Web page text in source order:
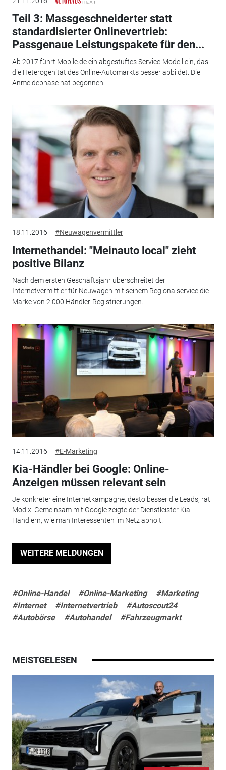
Teil 3: Massgeschneiderter statt
standardisierter Onlinevertrieb:
Passgenaue Leistungspakete für den...
Ab 2017 führt Mobile.de ein abgestuftes Service-Modell ein, das
die Heterogenität des Online-Automarkts besser abbildet. Die
Anmeldephase hat begonnen.
18.11.2016 #Neuwagenvermittler
Internethandel: "Meinauto local" zieht
positive Bilanz
Nach dem ersten Geschäftsjahr überschreitet der
Internetvermittler für Neuwagen mit seinem Regionalservice die
Marke von 2.000 Händler-Registrierungen.
14.11.2016 #E-Marketing
Kia-Händler bei Google: Online-
Anzeigen müssen relevant sein
Je konkreter eine Internetkampagne, desto besser die Leads, rät
Modix. Gemeinsam mit Google zeigte der Dienstleister Kia-
Händlern, wie man Interessenten im Netz abholt.
WEITERE MELDUNGEN
#Online-Handel #Online-Marketing
#Marketing
#Internet
#Internetvertrieb
#Autoscout24
#Autobörse
#Autohandel #Fahrzeugmarkt
MEISTGELESEN